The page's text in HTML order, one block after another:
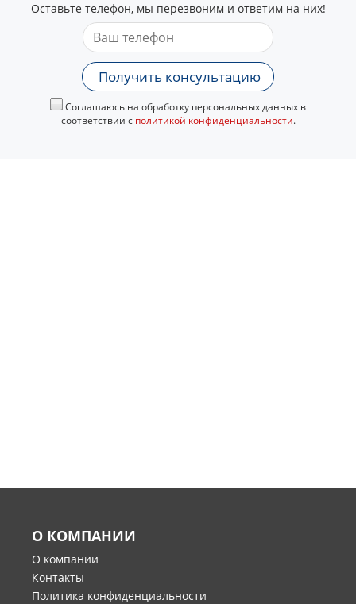
Оставьте телефон, мы перезвоним и ответим на них!
Получить консультацию
Соглашаюсь на обработку персональных данных в
соответствии с политикой конфиденциальности.
О КОМПАНИИ
О компании
Контакты
Политика конфиденциальности